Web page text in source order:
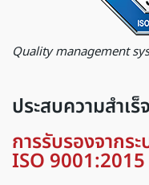
Quality management
ประสบความสำเ
การรับรองจากร
ISO